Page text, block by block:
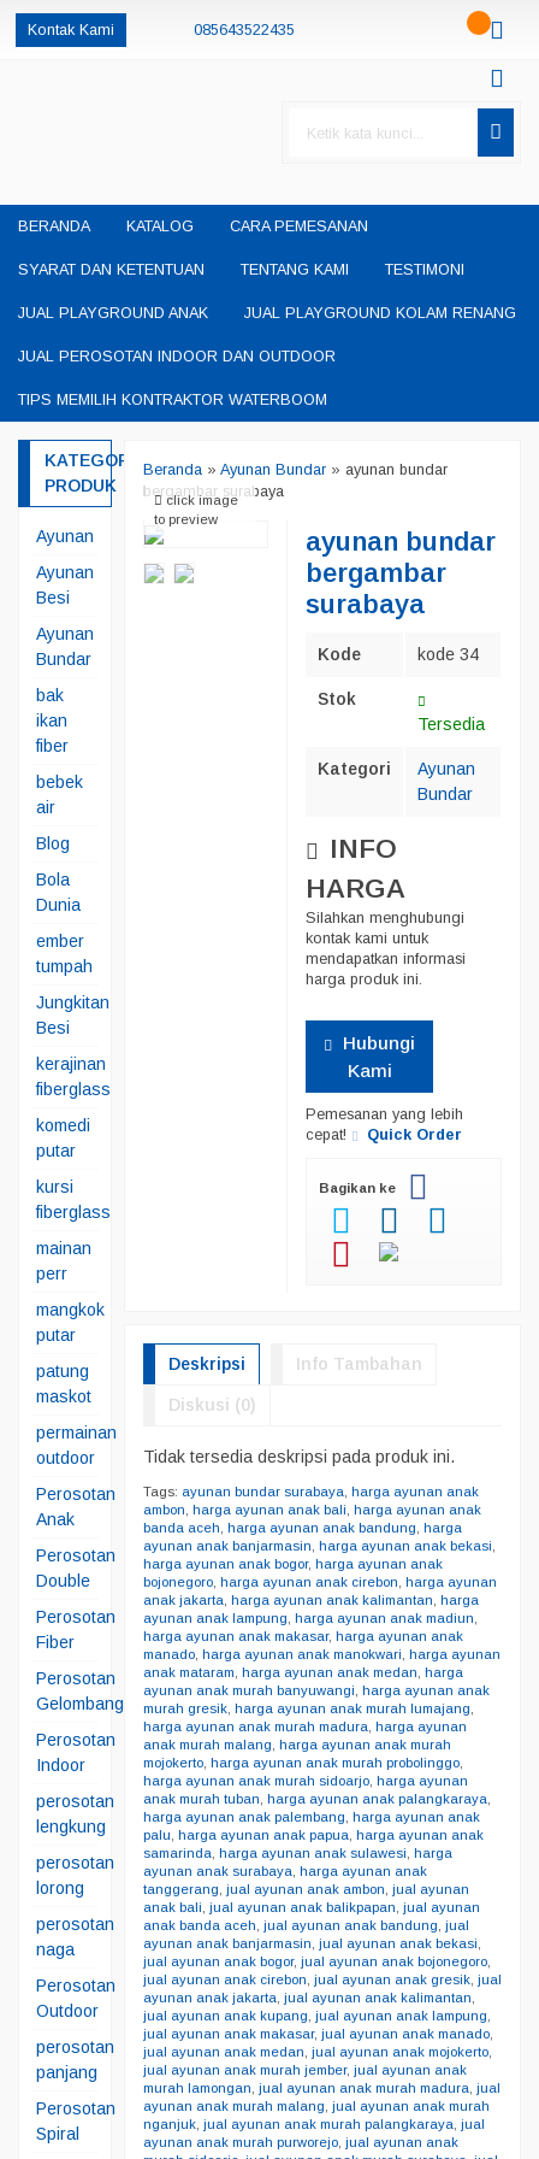
Kontak Kami 085643522435
BERANDA KATALOG CARA PEMESANAN
SYARAT DAN KETENTUAN TENTANG KAMI TESTIMONI
JUAL PLAYGROUND ANAK JUAL PLAYGROUND KOLAM RENANG
JUAL PEROSOTAN INDOOR DAN OUTDOOR
TIPS MEMILIH KONTRAKTOR WATERBOOM
Beranda» Ayunan Bundar» ayunan bundar
bergambar surabaya
click image
to preview
ayunan bundar
bergambar
surabaya
Kode kode 34
Stok
Tersedia
Kategori
Ayunan
Bundar
INFO
HARGA
Silahkan menghubungi
kontak kami untuk
mendapatkan informasi
harga produk ini.
Hubungi
Kami
Pemesanan yang lebih
cepat!
Quick Order
Bagikan ke
Deskripsi Info Tambahan
Diskusi (0)
Tidak tersedia deskripsi pada produk ini.
Tags: ayunan bundar surabaya harga ayunan anak
ambon harga ayunan anak bali harga ayunan anak
banda aceh harga ayunan anak bandung harga
ayunan anak banjarmasin harga ayunan anak bekasi
harga ayunan anak bogor, harga ayunan anak
bojonegoro, harga ayunan anak cirebon harga ayunan
anak jakarta harga ayunan anak kalimantan harga
ayunan anak lampung harga ayunan anak madiun
harga ayunan anak makasar, harga ayunan anak
manado, harga ayunan anak manokwari harga ayunan
anak mataram harga ayunan anak medan harga
ayunan anak murah banyuwangi harga ayunan anak
murah gresik, harga ayunan anak murah lumajang
harga ayunan anak murah madura harga ayunan
anak murah malang harga ayunan anak murah
mojokerto, harga ayunan anak murah probolinggo,
harga ayunan anak murah sidoarjo, harga ayunan
anak murah tuban harga ayunan anak palangkaraya
harga ayunan anak palembang harga ayunan anak
palu harga ayunan anak papua harga ayunan anak
samarinda harga ayunan anak sulawesi harga
ayunan anak surabaya harga ayunan anak
tanggerang jual ayunan anak ambon jual ayunan
anak bali jual ayunan anak balikpapan jual ayunan
anak banda aceh jual ayunan anak bandung jual
ayunan anak banjarmasin jual ayunan anak bekasi
jual ayunan anak bogor, jual ayunan anak bojonegoro,
jual ayunan anak cirebon jual ayunan anak gresik, jual
ayunan anak jakarta jual ayunan anak kalimantan
jual ayunan anak kupang jual ayunan anak lampung
jual ayunan anak makasar, jual ayunan anak manado,
jual ayunan anak medan jual ayunan anak mojokerto,
jual ayunan anak murah jember, jual ayunan anak
murah lamongan jual ayunan anak murah madura jual
ayunan anak murah malang jual ayunan anak murah
nganjuk, jual ayunan anak murah palangkaraya jual
ayunan anak murah purworejo, jual ayunan anak
KATEGORI
PRODUK
Ayunan
Ayunan
Besi
Ayunan
Bundar
bak
ikan
fiber
bebek
air
Blog
Bola
Dunia
ember
tumpah
Jungkitan
Besi
kerajinan
fiberglass
komedi
putar
kursi
fiberglass
mainan
perr
mangkok
putar
patung
maskot
permainan
outdoor
Perosotan
Anak
Perosotan
Double
Perosotan
Fiber
Perosotan
Gelombang
Perosotan
Indoor
perosotan
lengkung
perosotan
lorong
perosotan
naga
Perosotan
Outdoor
perosotan
panjang
Perosotan
Spiral